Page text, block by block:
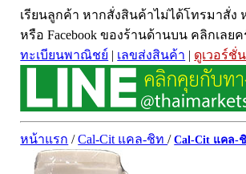
สมุนไพรไทย
เครื่องดื่มกาแฟ
น้ำหนัก
ขนาด อกสตรี
ผิวพรรณ-กลูต้า
ริ้วรอย
แผลเป็น หลุมสิว
Biogrow
Blackmores
VitaHealth
Mega we care
Vistra วิสทร้า
Maxxlife WellGate
เรียนลูกค้า หากสั่งสินค้าไม่ได้โทรมาสั่ง
หรือ Facebook ของร้านด้านบน คลิกเลยค
ทะเบียนพาณิชย์ | เลขส่งสินค้า | ดูเวอร์ชั่
หน้าแรก /Cal-Cit แคล-ชิท/Cal-Cit แคล-